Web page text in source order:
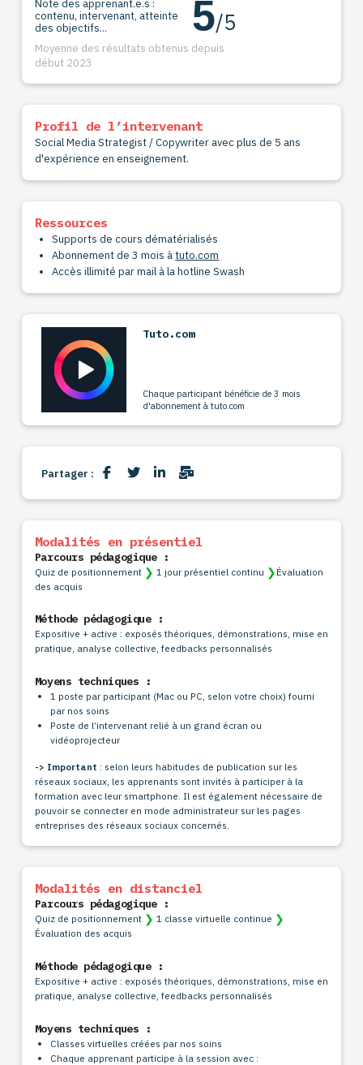
Note des apprenant.e.s :
contenu, intervenant, atteinte
des objectifs...
5/5
Moyenne des résultats obtenus depuis
début 2023
Profil de l’intervenant
Social Media Strategist / Copywriter avec plus de 5 ans
d'expérience en enseignement.
Ressources
Supports de cours dématérialisés
Abonnement de 3 mois àtuto.com
Accès illimité par mail à la hotline Swash
Tuto.com
Chaque participant bénéficie de 3 mois
d'abonnement à tuto.com
Partager :
Modalités en présentiel
Parcours pédagogique :
Quiz de positionnement ❯ 1 jour présentiel continu ❯ Évaluation
des acquis
Méthode pédagogique :
Expositive + active : exposés théoriques, démonstrations, mise en
pratique, analyse collective, feedbacks personnalisés
Moyens techniques :
1 poste par participant (Mac ou PC, selon votre choix) fourni
par nos soins
Poste de l’intervenant relié à un grand écran ou
vidéoprojecteur
-> Important : selon leurs habitudes de publication sur les
réseaux sociaux, les apprenants sont invités à participer à la
formation avec leur smartphone. Il est également nécessaire de
pouvoir se connecter en mode administrateur sur les pages
entreprises des réseaux sociaux concernés.
Modalités en distanciel
Parcours pédagogique :
Quiz de positionnement ❯ 1 classe virtuelle continue ❯
Évaluation des acquis
Méthode pédagogique :
Expositive + active : exposés théoriques, démonstrations, mise en
pratique, analyse collective, feedbacks personnalisés
Moyens techniques :
Classes virtuelles créées par nos soins
Chaque apprenant participe à la session avec :